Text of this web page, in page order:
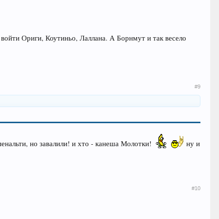
Ориги, Коутиньо, Лаллана. А Борнмут и так весело
#9
но завалили! и хто - канеша Молотки! ну и
#10